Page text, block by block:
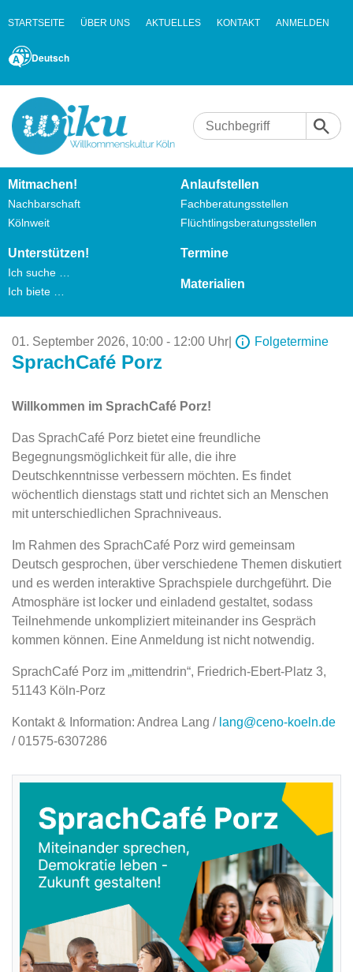
STARTSEITE ÜBER UNS AKTUELLES KONTAKT ANMELDEN
Deutsch
Mitmachen!
Nachbarschaft
Kölnweit
Anlaufstellen
Fachberatungsstellen
Flüchtlingsberatungsstellen
Unterstützen!
Ich suche …
Ich biete …
Termine
Materialien
01. September 2026, 10:00 - 12:00 Uhr Folgetermine
SprachCafé Porz
Willkommen im SprachCafé Porz!
Das SprachCafé Porz bietet eine freundliche
Begegnungsmöglichkeit für alle, die ihre
Deutschkenntnisse verbessern möchten. Es findet
wöchentlich dienstags statt und richtet sich an Menschen
mit unterschiedlichen Sprachniveaus.
Im Rahmen des SprachCafé Porz wird gemeinsam
Deutsch gesprochen, über verschiedene Themen diskutiert
und es werden interaktive Sprachspiele durchgeführt. Die
Atmosphäre ist locker und einladend gestaltet, sodass
Teilnehmende unkompliziert miteinander ins Gespräch
kommen können. Eine Anmeldung ist nicht notwendig.
SprachCafé Porz im „mittendrin“, Friedrich-Ebert-Platz 3,
51143 Köln-Porz
Kontakt & Information: Andrea Lang / lang@ceno-koeln.de
/ 01575-6307286